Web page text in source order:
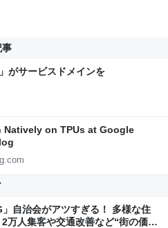
事
がサービスドメインを
on TPUs at Google
自治会がアツすぎる！ 多様な住
万人集客や交通改善など“街の価値